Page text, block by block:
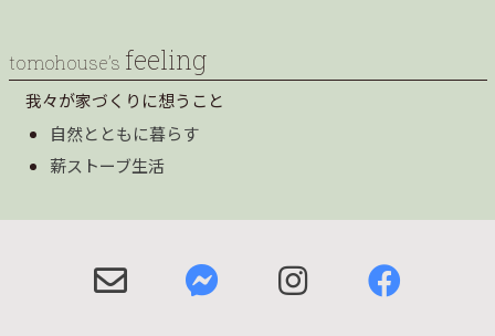
tomohouse’s feeling
我々が家づくりに想うこと
自然とともに暮らす
薪ストーブ生活